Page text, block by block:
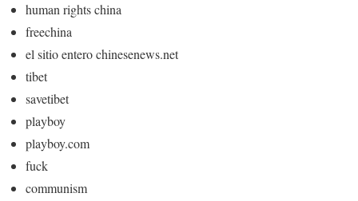
human rights china
freechina
el sitio entero chinesenews.net
tibet
savetibet
playboy
playboy.com
fuck
communism